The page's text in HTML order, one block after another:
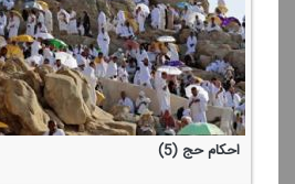
احكام حج (5)